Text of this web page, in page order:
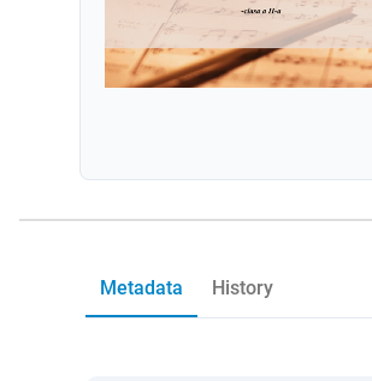
Metadata History